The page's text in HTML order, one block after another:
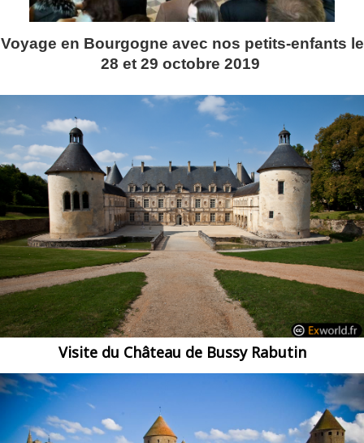
Voyage en Bourgogne avec nos petits-enfants le
28 et 29 octobre 2019
Visite du Château de Bussy Rabutin